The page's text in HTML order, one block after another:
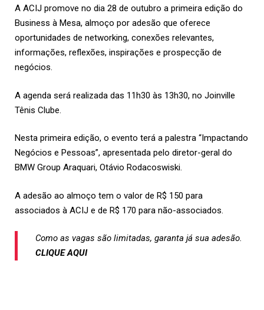
A ACIJ promove no dia 28 de outubro a primeira edição do
Business à Mesa, almoço por adesão que oferece
oportunidades de networking, conexões relevantes,
informações, reflexões, inspirações e prospecção de
negócios.
A agenda será realizada das 11h30 às 13h30, no Joinville
Tênis Clube.
Nesta primeira edição, o evento terá a palestra “Impactando
Negócios e Pessoas”, apresentada pelo diretor-geral do
BMW Group Araquari, Otávio Rodacoswiski.
A adesão ao almoço tem o valor de R$ 150 para
associados à ACIJ e de R$ 170 para não-associados.
Como as vagas são limitadas, garanta já sua adesão.
CLIQUE AQUI